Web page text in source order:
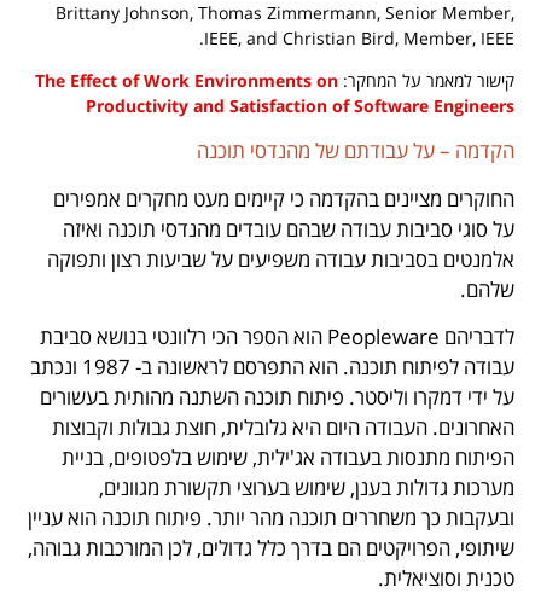
Brittany Johnson, Thomas Zimmermann, Senior Member,
IEEE, and Christian Bird, Member, IEEE.
קישור למאמר על המחקר:The Effect of Work Environments on
Productivity and Satisfaction of Software Engineers
הקדמה – על עבודתם של מהנדסי תוכנה
החוקרים מציינים בהקדמה כי קיימים מעט מחקרים אמפירים
על סוגי סביבות עבודה שבהם עובדים מהנדסי תוכנה ואיזה
אלמנטים בסביבות עבודה משפיעים על שביעות רצון ותפוקה
שלהם.
לדבריהם Peopleware הוא הספר הכי רלוונטי בנושא סביבת
עבודה לפיתוח תוכנה. הוא התפרסם לראשונה ב- 1987 ונכתב
על ידי דמקרו וליסטר. פיתוח תוכנה השתנה מהותית בעשורים
האחרונים. העבודה היום היא גלובלית, חוצת גבולות וקבוצות
הפיתוח מתנסות בעבודה אג'ילית, שימוש בלפטופים, בניית
מערכות גדולות בענן, שימוש בערוצי תקשורת מגוונים,
ובעקבות כך משחררים תוכנה מהר יותר. פיתוח תוכנה הוא עניין
שיתופי, הפרויקטים הם בדרך כלל גדולים, לכן המורכבות גבוהה,
טכנית וסוציאלית.